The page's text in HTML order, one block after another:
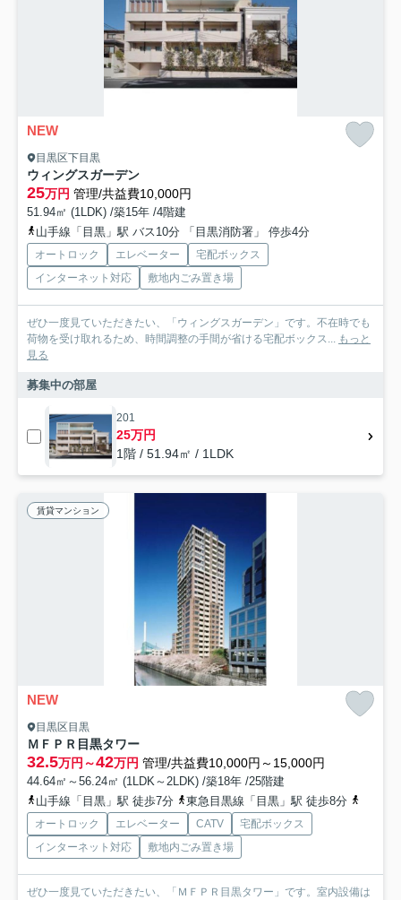
NEW
目黒区下目黒
ウィングスガーデン
25万円 管理/共益費10,000円
51.94㎡ (1LDK) /築15年 /4階建
山手線「目黒」駅 バス10分 「目黒消防署」 停歩4分
オートロック エレベーター
宅配ボックス
インターネット対応
敷地内ごみ置き場
ぜひ一度見ていただきたい、「ウィングスガーデン」です。不在時でも
荷物を受け取れるため、時間調整の手間が省ける宅配ボックス... もっと
見る
募集中の部屋
201
25万円
1階 / 51.94㎡ / 1LDK
賃貸マンション
NEW
目黒区目黒
ＭＦＰＲ目黒タワー
32.5万円～42万円 管理/共益費10,000円～15,000円
44.64㎡～56.24㎡ (1LDK～2LDK) /築18年 /25階建
山手線「目黒」駅 徒歩7分
東急目黒線「目黒」駅 徒歩8分
オートロック エレベーター CATV
宅配ボックス
インターネット対応
敷地内ごみ置き場
ぜひ一度見ていただきたい、「ＭＦＰＲ目黒タワー」です。室内設備は